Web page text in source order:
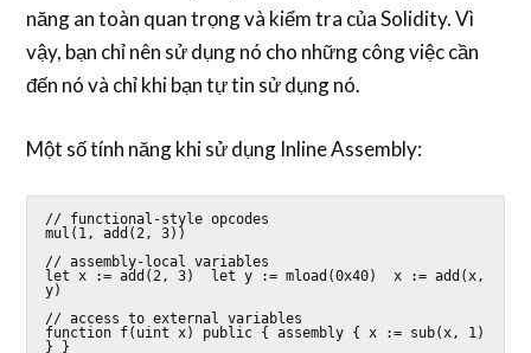
năng an toàn quan trọng và kiểm tra của Solidity. Vì
vậy, bạn chỉ nên sử dụng nó cho những công việc cần
đến nó và chỉ khi bạn tự tin sử dụng nó.
Một số tính năng khi sử dụng Inline Assembly:
// functional-style opcodes
mul(1, add(2, 3))
// assembly-local variables
let x := add(2, 3)  let y := mload(0x40)  x := add(x,
y)
// access to external variables
function f(uint x) public { assembly { x := sub(x, 1)
} }